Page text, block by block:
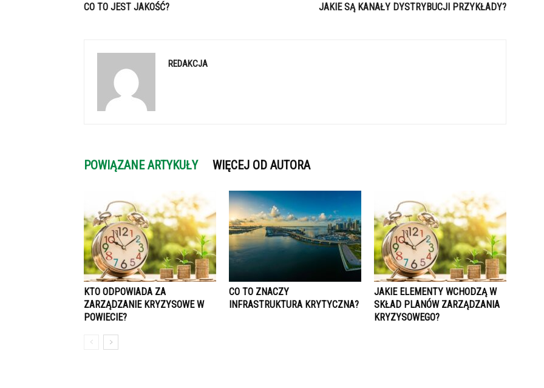
CO TO JEST JAKOŚĆ? JAKIE SĄ KANAŁY DYSTRYBUCJI PRZYKŁADY?
REDAKCJA
POWIĄZANE ARTYKUŁY WIĘCEJ OD AUTORA
KTO ODPOWIADA ZA
ZARZĄDZANIE KRYZYSOWE W
POWIECIE?
CO TO ZNACZY
INFRASTRUKTURA KRYTYCZNA?
JAKIE ELEMENTY WCHODZĄ W
SKŁAD PLANÓW ZARZĄDZANIA
KRYZYSOWEGO?